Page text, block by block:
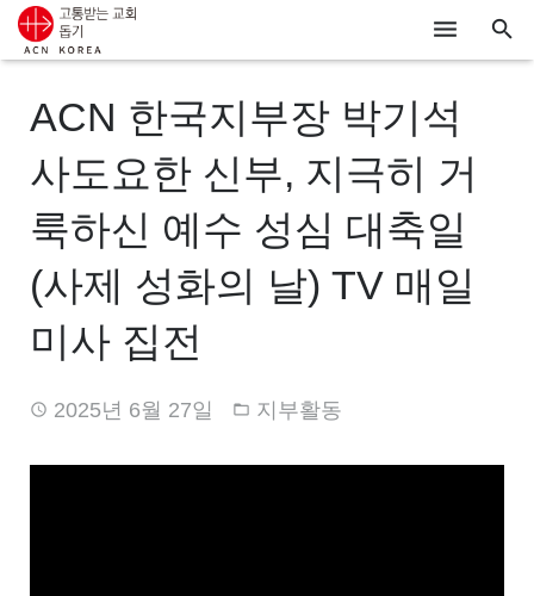
기도하기
시리아
우크라이나
행동하기
로그인
ACN 한국지부장 박기석
사도요한 신부, 지극히 거
룩하신 예수 성심 대축일
(사제 성화의 날) TV 매일
미사 집전
2025년 6월 27일 지부활동